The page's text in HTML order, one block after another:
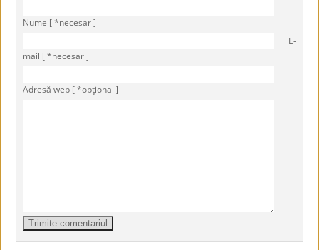
Nume [ *necesar ]
E-
mail [ *necesar ]
Adresă web [ *opţional ]